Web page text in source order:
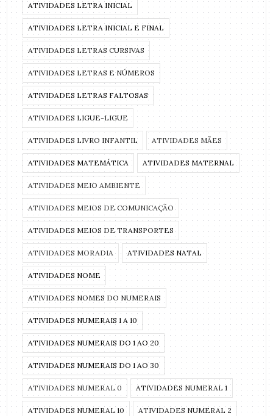
ATIVIDADES LETRA INICIAL
ATIVIDADES LETRA INICIAL E FINAL
ATIVIDADES LETRAS CURSIVAS
ATIVIDADES LETRAS E NÚMEROS
ATIVIDADES LETRAS FALTOSAS
ATIVIDADES LIGUE-LIGUE
ATIVIDADES LIVRO INFANTIL ATIVIDADES MÃES
ATIVIDADES MATEMÁTICA ATIVIDADES MATERNAL
ATIVIDADES MEIO AMBIENTE
ATIVIDADES MEIOS DE COMUNICAÇÃO
ATIVIDADES MEIOS DE TRANSPORTES
ATIVIDADES MORADIA ATIVIDADES NATAL
ATIVIDADES NOME
ATIVIDADES NOMES DO NUMERAIS
ATIVIDADES NUMERAIS 1 A 10
ATIVIDADES NUMERAIS DO 1 AO 20
ATIVIDADES NUMERAIS DO 1 AO 30
ATIVIDADES NUMERAL 0 ATIVIDADES NUMERAL 1
ATIVIDADES NUMERAL 10 ATIVIDADES NUMERAL 2